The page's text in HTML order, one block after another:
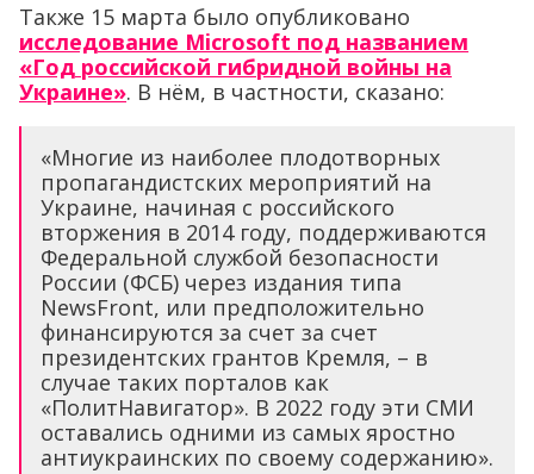
Также 15 марта было опубликовано
исследование Microsoft под названием
«Год российской гибридной войны на
Украине». В нём, в частности, сказано:
«Многие из наиболее плодотворных
пропагандистских мероприятий на
Украине, начиная с российского
вторжения в 2014 году, поддерживаются
Федеральной службой безопасности
России (ФСБ) через издания типа
NewsFront, или предположительно
финансируются за счет за счет
президентских грантов Кремля, – в
случае таких порталов как
«ПолитНавигатор». В 2022 году эти СМИ
оставались одними из самых яростно
антиукраинских по своему содержанию».